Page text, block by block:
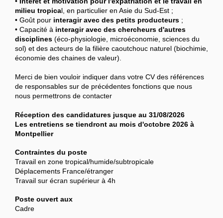
milieu tropical, en particulier en Asie du Sud-Est ;
• Goût pour interagir avec des petits producteurs ;
• Capacité à interagir avec des chercheurs d'autres
disciplines (éco-physiologie, microéconomie, sciences du
sol) et des acteurs de la filière caoutchouc naturel (biochimie,
économie des chaines de valeur).
Merci de bien vouloir indiquer dans votre CV des références
de responsables sur de précédentes fonctions que nous
nous permettrons de contacter
Réception des candidatures jusque au 31/08/2026
Les entretiens se tiendront au mois d'octobre 2026 à
Montpellier
Contraintes du poste
Travail en zone tropical/humide/subtropicale
Déplacements France/étranger
Travail sur écran supérieur à 4h
Poste ouvert aux
Cadre